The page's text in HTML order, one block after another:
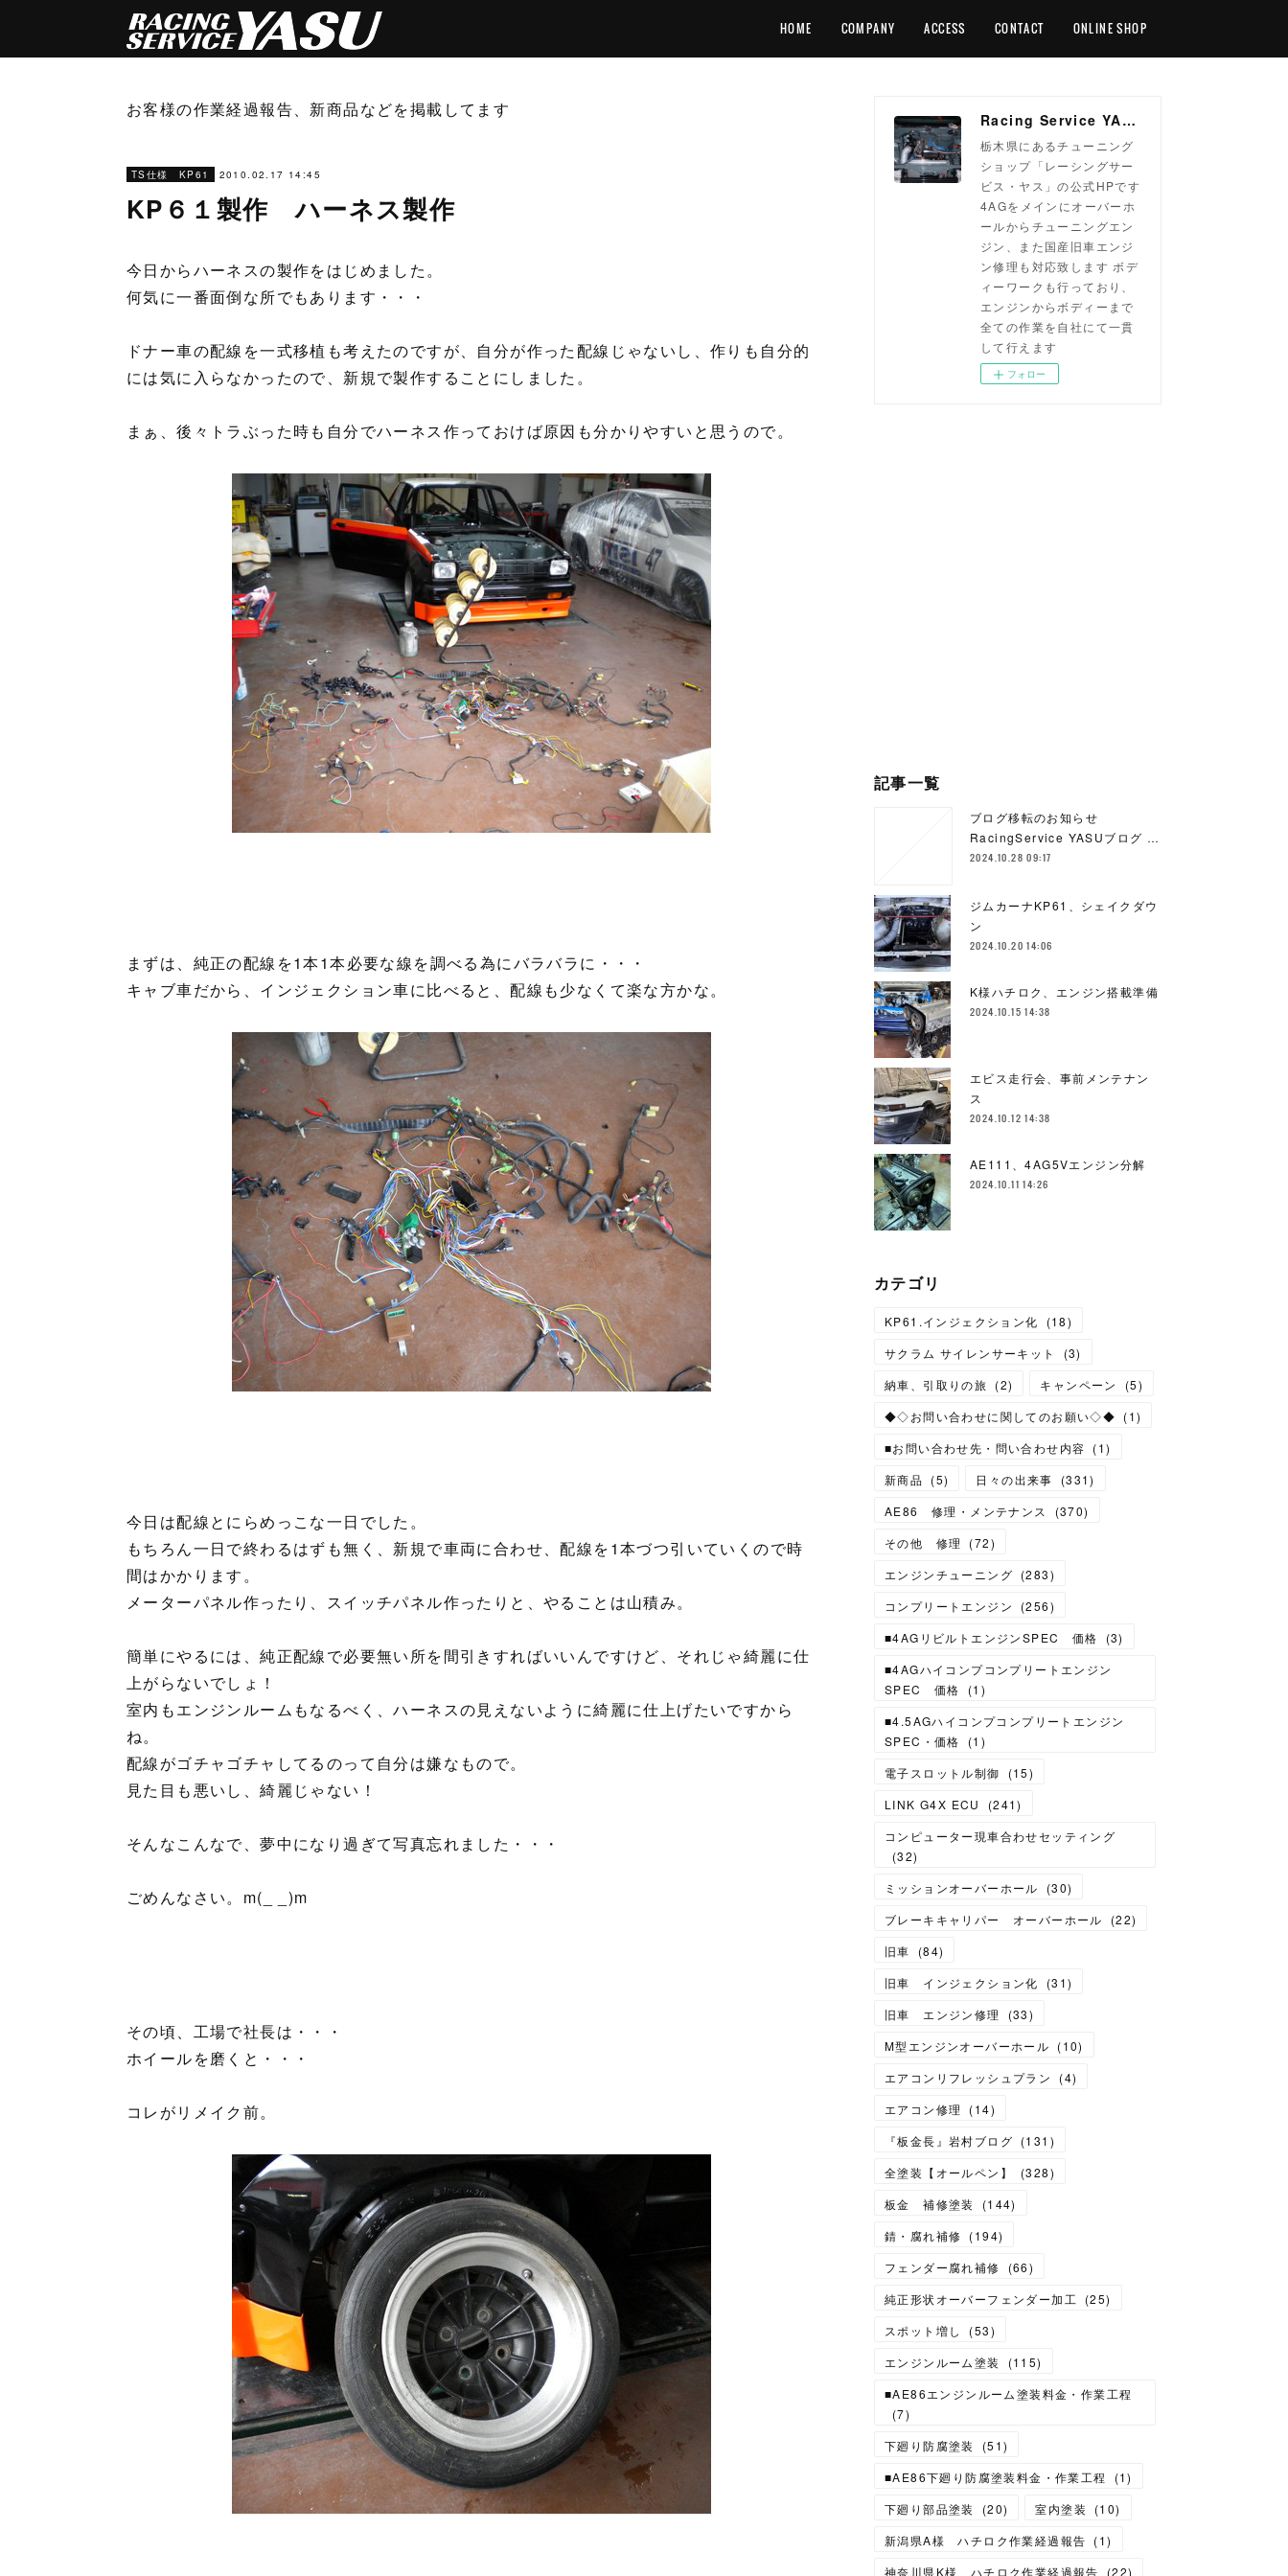
HOME COMPANY ACCESS CONTACT ONLINE SHOP
お客様の作業経過報告、新商品などを掲載してます
TS仕様 KP61 2010.02.17 14:45
KP６１製作 ハーネス製作
今日からハーネスの製作をはじめました。
何気に一番面倒な所でもあります・・・
ドナー車の配線を一式移植も考えたのですが、自分が作った配線じゃないし、作りも自分的
には気に入らなかったので、新規で製作することにしました。
まぁ、後々トラぶった時も自分でハーネス作っておけば原因も分かりやすいと思うので。
まずは、純正の配線を1本1本必要な線を調べる為にバラバラに・・・
キャブ車だから、インジェクション車に比べると、配線も少なくて楽な方かな。
今日は配線とにらめっこな一日でした。
もちろん一日で終わるはずも無く、新規で車両に合わせ、配線を1本づつ引いていくので時
間はかかります。
メーターパネル作ったり、スイッチパネル作ったりと、やることは山積み。
簡単にやるには、純正配線で必要無い所を間引きすればいいんですけど、それじゃ綺麗に仕
上がらないでしょ！
室内もエンジンルームもなるべく、ハーネスの見えないように綺麗に仕上げたいですから
ね。
配線がゴチャゴチャしてるのって自分は嫌なもので。
見た目も悪いし、綺麗じゃない！
そんなこんなで、夢中になり過ぎて写真忘れました・・・
ごめんなさい。m(_ _)m
その頃、工場で社長は・・・
ホイールを磨くと・・・
コレがリメイク前。
Racing Service YASU ~total tuning proshop~
栃木県にあるチューニング
ショップ「レーシングサー
ビス・ヤス」の公式HPです
4AGをメインにオーバーホ
ールからチューニングエン
ジン、また国産旧車エンジ
ン修理も対応致します ボデ
ィーワークも行っており、
エンジンからボディーまで
全ての作業を自社にて一貫
して行えます
フォロー
記事一覧
ブログ移転のお知らせ
RacingService YASUブログ …
2024.10.28 09:17
ジムカーナKP61、シェイクダウ
ン
2024.10.20 14:06
K様ハチロク、エンジン搭載準備
2024.10.15 14:38
エビス走行会、事前メンテナン
ス
2024.10.12 14:38
AE111、4AG5Vエンジン分解
2024.10.11 14:26
カテゴリ
KP61.インジェクション化 (18)
サクラム サイレンサーキット
(3)
納車、引取りの旅 (2) キャンペーン (5)
◆◇お問い合わせに関してのお願い◇◆ (1)
■お問い合わせ先・問い合わせ内容 (1)
新商品 (5) 日々の出来事 (331)
AE86 修理・メンテナンス
(370)
その他 修理
(72)
エンジンチューニング (283)
コンプリートエンジン
(256)
■4AGリビルトエンジンSPEC 価格
(3)
■4AGハイコンプコンプリートエンジン
SPEC 価格
(1 )
■4.5AGハイコンプコンプリートエンジン
SPEC・価格
(1 )
電子スロットル制御
(15)
LINK G4X ECU
(241)
コンピューター現車合わせセッティング
(32)
ミッションオーバーホール
(30)
ブレーキキャリパー オーバーホール
(22)
旧車
(84)
旧車 インジェクション化
(31)
旧車 エンジン修理
(33)
M型エンジンオーバーホール (10)
エアコンリフレッシュプラン
(4)
エアコン修理
(14)
『板金長』岩村ブログ (131 )
全塗装【オールペン】
(328)
板金 補修塗装
(144)
錆・腐れ補修 (194)
フェンダー腐れ補修
(66)
純正形状オーバーフェンダー加工
(25)
スポット増し
(53)
エンジンルーム塗装
(115)
■AE86エンジンルーム塗装料金・作業工程
(7)
下廻り防腐塗装
(51)
■AE86下廻り防腐塗装料金・作業工程
(1)
下廻り部品塗装
(20) 室内塗装 (10)
新潟県A様 ハチロク作業経過報告 (1)
神奈川県K様 ハチロク作業経過報告
(22)